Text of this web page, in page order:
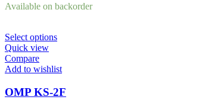
Available on backorder
Select options
Quick view
Compare
Add to wishlist
OMP KS-2F